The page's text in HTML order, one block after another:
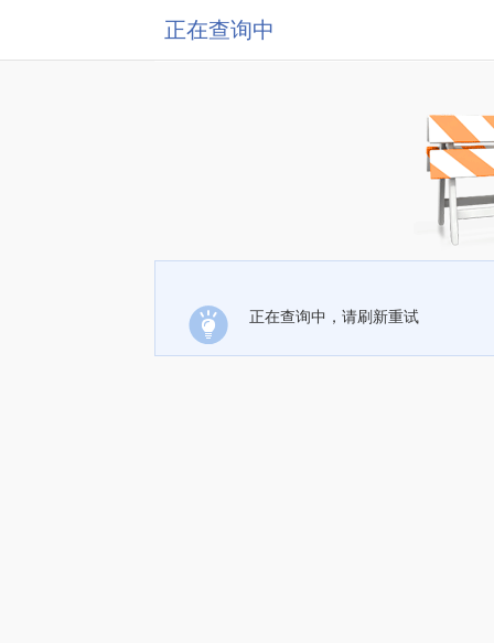
正在查询中
正在查询中，请刷新重试